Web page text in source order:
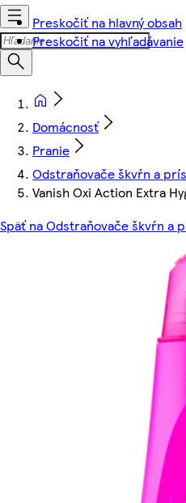
Preskočiť na hlavný obsah
Preskočiť na vyhľadávanie
Domácnosť
Pranie
Odstraňovače škvŕn a
Vanish Oxi Action Extra
Späť na Odstraňovače škvŕn a